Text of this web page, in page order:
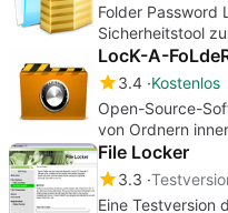
Folder Password
Sicherheitstool
LocK-A-
3.4 Kostenlos
Open-Source-
von Ordnern
File Locker
3.3
Eine Testversion